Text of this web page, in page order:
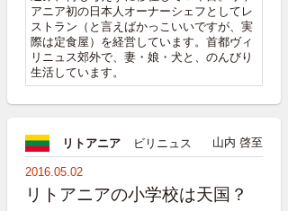
アニア初の日本人オーナーシェフとしてレ
ストラン（と言えばかっこいいですが、実
際は定食屋）を経営しています。首都ヴィ
リニュス郊外で、妻・娘・犬と、のんびり
生活しています。
リトアニア ビリニュス 山内 啓至
2016.05.02
リトアニアの小学校は天国？